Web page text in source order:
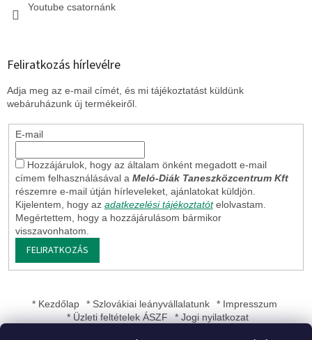
Youtube csatornánk
Feliratkozás hírlevélre
Adja meg az e-mail címét, és mi tájékoztatást küldünk
webáruházunk új termékeiről.
E-mail
Hozzájárulok, hogy az általam önként megadott e-mail
címem felhasználásával a Meló-Diák Taneszközcentrum Kft
részemre e-mail útján hírleveleket, ajánlatokat küldjön.
Kijelentem, hogy az adatkezelési tájékoztatót elolvastam.
Megértettem, hogy a hozzájárulásom bármikor
visszavonhatom.
FELIRATKOZÁS
* Kezdőlap * Szlovákiai leányvállalatunk
* Impresszum
* Üzleti feltételek ÁSZF
* Jogi nyilatkozat